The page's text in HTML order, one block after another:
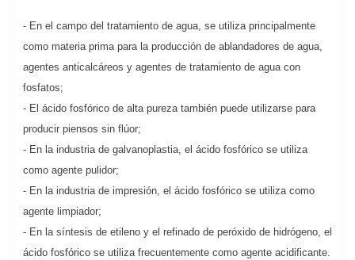
- En el campo del tratamiento de agua, se utiliza principalmente
como materia prima para la producción de ablandadores de agua,
agentes anticalcáreos y agentes de tratamiento de agua con
fosfatos;
- El ácido fosfórico de alta pureza también puede utilizarse para
producir piensos sin flúor;
- En la industria de galvanoplastia, el ácido fosfórico se utiliza
como agente pulidor;
- En la industria de impresión, el ácido fosfórico se utiliza como
agente limpiador;
- En la síntesis de etileno y el refinado de peróxido de hidrógeno, el
ácido fosfórico se utiliza frecuentemente como agente acidificante.